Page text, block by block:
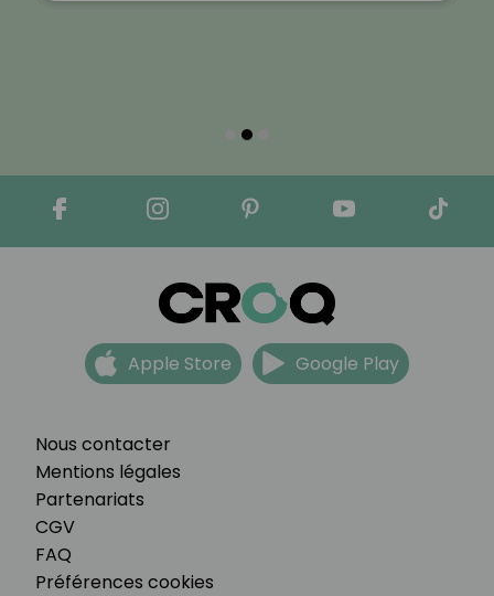
Nous contacter
Mentions légales
Partenariats
CGV
FAQ
Préférences cookies
Apple Store Google Play